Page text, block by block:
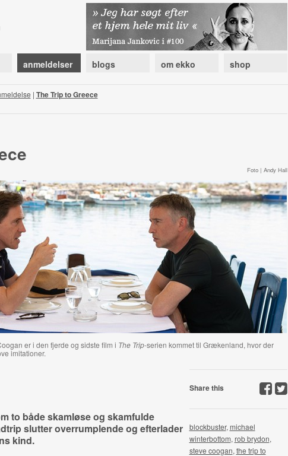
anmeldelser blogs om ekko shop
| The Trip to Greece
Foto | Andy Hall
er i den fjerde og sidste film i The Trip-serien kommet til Grækenland, hvor der
imitationer.
to både skamløse og skamfulde
slutter overrumplende og efterlader
kind.
Share this
blockbuster, michael
winterbottom, rob brydon,
steve coogan, the trip to